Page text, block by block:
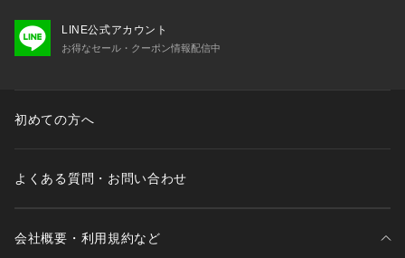
LINE公式アカウント
お得なセール・クーポン情報配信中
初めての方へ
よくある質問・お問い合わせ
会社概要・利用規約など